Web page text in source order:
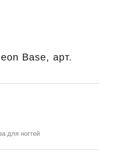
Base, арт.
для ногтей